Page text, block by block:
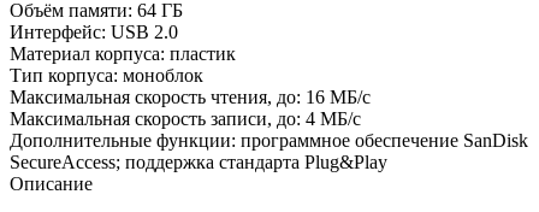
Объём памяти: 64 ГБ
Интерфейс: USB 2.0
Материал корпуса: пластик
Тип корпуса: моноблок
Максимальная скорость чтения, до: 16 МБ/с
Максимальная скорость записи, до: 4 МБ/с
Дополнительные функции: программное обеспечение SanDisk
SecureAccess; поддержка стандарта Plug&Play
Описание